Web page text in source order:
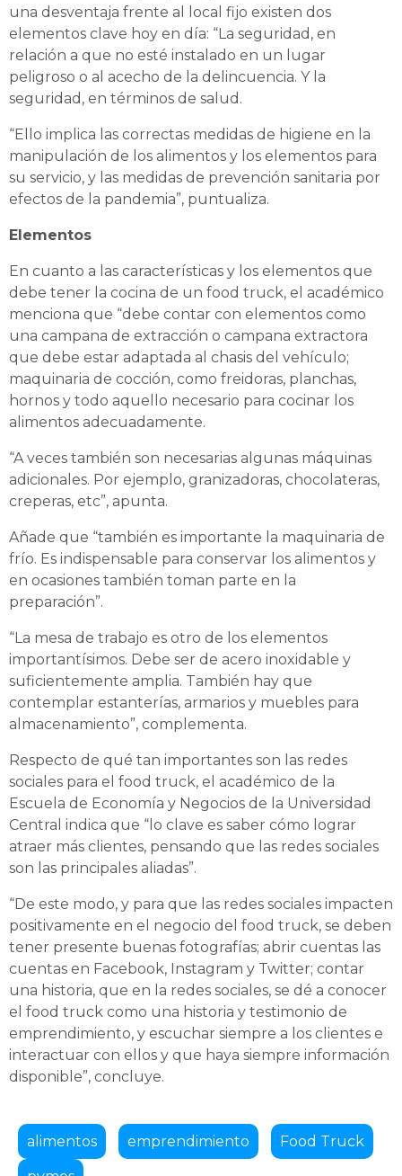
una desventaja frente al local fijo existen dos
elementos clave hoy en día: “La seguridad, en
relación a que no esté instalado en un lugar
peligroso o al acecho de la delincuencia. Y la
seguridad, en términos de salud.
“Ello implica las correctas medidas de higiene en la
manipulación de los alimentos y los elementos para
su servicio, y las medidas de prevención sanitaria por
efectos de la pandemia”, puntualiza.
Elementos
En cuanto a las características y los elementos que
debe tener la cocina de un food truck, el académico
menciona que “debe contar con elementos como
una campana de extracción o campana extractora
que debe estar adaptada al chasis del vehículo;
maquinaria de cocción, como freidoras, planchas,
hornos y todo aquello necesario para cocinar los
alimentos adecuadamente.
“A veces también son necesarias algunas máquinas
adicionales. Por ejemplo, granizadoras, chocolateras,
creperas, etc”, apunta.
Añade que “también es importante la maquinaria de
frío. Es indispensable para conservar los alimentos y
en ocasiones también toman parte en la
preparación”.
“La mesa de trabajo es otro de los elementos
importantísimos. Debe ser de acero inoxidable y
suficientemente amplia. También hay que
contemplar estanterías, armarios y muebles para
almacenamiento”, complementa.
Respecto de qué tan importantes son las redes
sociales para el food truck, el académico de la
Escuela de Economía y Negocios de la Universidad
Central indica que “lo clave es saber cómo lograr
atraer más clientes, pensando que las redes sociales
son las principales aliadas”.
“De este modo, y para que las redes sociales impacten
positivamente en el negocio del food truck, se deben
tener presente buenas fotografías; abrir cuentas las
cuentas en Facebook, Instagram y Twitter; contar
una historia, que en la redes sociales, se dé a conocer
el food truck como una historia y testimonio de
emprendimiento, y escuchar siempre a los clientes e
interactuar con ellos y que haya siempre información
disponible”, concluye.
alimentos emprendimiento Food Truck